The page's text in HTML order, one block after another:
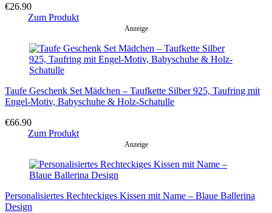
€26.90
Zum Produkt
Anzeige
Taufe Geschenk Set Mädchen – Taufkette Silber 925, Taufring mit
Engel-Motiv, Babyschuhe & Holz-Schatulle
€66.90
Zum Produkt
Anzeige
Personalisiertes Rechteckiges Kissen mit Name – Blaue Ballerina
Design